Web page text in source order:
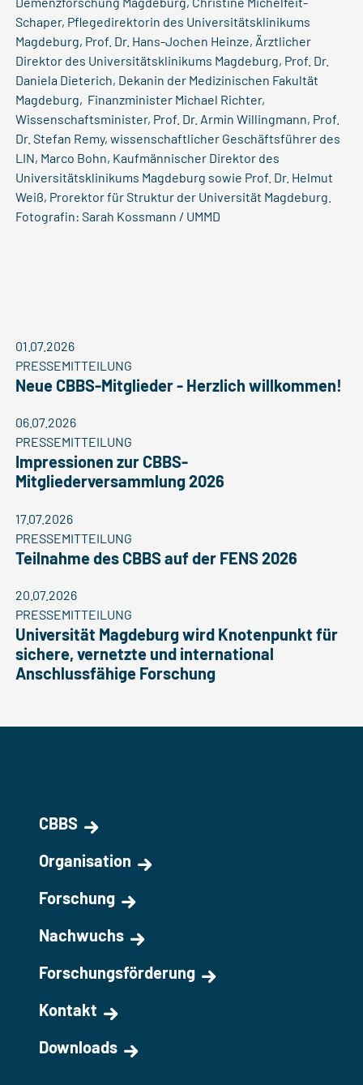
Schaper, Pflegedirektorin des Universitätsklinikums
Magdeburg, Prof. Dr. Hans-Jochen Heinze, Ärztlicher
Direktor des Universitätsklinikums Magdeburg, Prof. Dr.
Daniela Dieterich, Dekanin der Medizinischen Fakultät
Magdeburg, Finanzminister Michael Richter,
Wissenschaftsminister, Prof. Dr. Armin Willingmann, Prof.
Dr. Stefan Remy, wissenschaftlicher Geschäftsführer des
LIN, Marco Bohn, Kaufmännischer Direktor des
Universitätsklinikums Magdeburg sowie Prof. Dr. Helmut
Weiß, Prorektor für Struktur der Universität Magdeburg.
Fotografin: Sarah Kossmann / UMMD
01.07.2026
PRESSEMITTEILUNG
Neue CBBS-Mitglieder - Herzlich willkommen!
06.07.2026
PRESSEMITTEILUNG
Impressionen zur CBBS-
Mitgliederversammlung 2026
17.07.2026
PRESSEMITTEILUNG
Teilnahme des CBBS auf der FENS 2026
20.07.2026
PRESSEMITTEILUNG
Universität Magdeburg wird Knotenpunkt für
sichere, vernetzte und international
Anschlussfähige Forschung
CBBS
Organisation
Forschung
Nachwuchs
Forschungsförderung
Kontakt
Downloads